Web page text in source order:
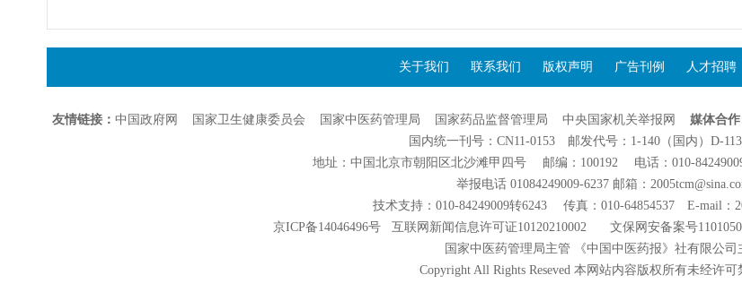
关于我们 联系我们 版权声明 广告刊例 人才招聘
友情链接： 中国政府网 国家卫生健康委员会 国家中医药管理局 国家药品监督管理局 中央国家机关举报网 媒体合作
国内统一刊号：CN11-0153 邮发代号：1-140（国内）D-
地址：中国北京市朝阳区北沙滩甲四号 邮编：100192 电话：010-
举报电话 01084249009-6237 邮箱：
技术支持：010-84249009转6243 传真：010-64854537 E-mail：
京ICP备14046496号
互联网新闻信息许可证10120210002文保网安备案号
国家中医药管理局主管 《中国中医药报》社有限公司
Copyright All Rights Reseved 本网站内容版权所有未经许